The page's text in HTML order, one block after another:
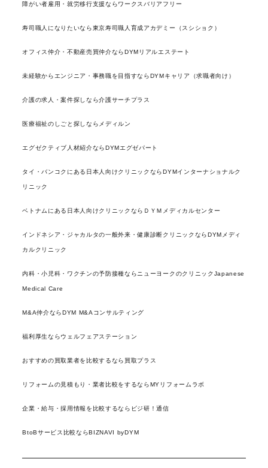
障がい者雇用・就労移行支援ならワークスバリアフリー
寿司職人になりたいなら東京寿司職人育成アカデミー（スシショク）
オフィス仲介・不動産売買仲介ならDYMリアルエステート
未経験からエンジニア・事務職を目指すならDYMキャリア（求職者向け）
介護の求人・案件探しなら介護サーチプラス
医療福祉のしごと探しならメディルン
エグゼクティブ人材紹介ならDYMエグゼパート
タイ・バンコクにある日本人向けクリニックならDYMインターナショナルク
リニック
ベトナムにある日本人向けクリニックならＤＹＭメディカルセンター
インドネシア・ジャカルタの一般外来・健康診断クリニックならDYMメディ
カルクリニック
内科・小児科・ワクチンの予防接種ならニューヨークのクリニックJapanese
Medical Care
M&A仲介ならDYM M&Aコンサルティング
福利厚生ならウェルフェアステーション
おすすめの買取業者を比較するなら買取プラス
リフォームの見積もり・業者比較をするならMYリフォームラボ
企業・給与・採用情報を比較するならビジ研！通信
BtoBサービス比較ならBIZNAVI byDYM